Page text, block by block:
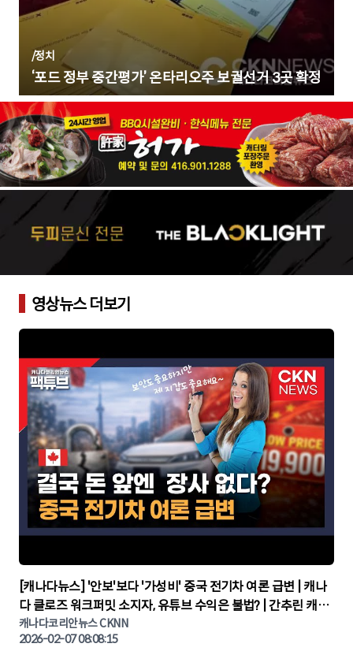
/정치
‘포드 정부 중간평가’ 온타리오주 보궐선거 3곳 확정
영상뉴스 더보기
▶
[캐나다뉴스] '안보'보다 '가성비' 중국 전기차 여론 급변 | 캐나
다 클로즈 워크퍼밋 소지자, 유튜브 수익은 불법? | 간추린 캐나
다뉴스 | CKNNEWS, 캐나다코리안뉴스
캐나다코리안뉴스 CKNN
2026-02-07 08:08:15